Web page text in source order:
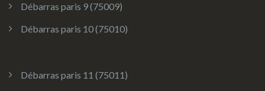
Débarras paris 9 (75009)
Débarras paris 10 (75010)
Débarras paris 11 (75011)